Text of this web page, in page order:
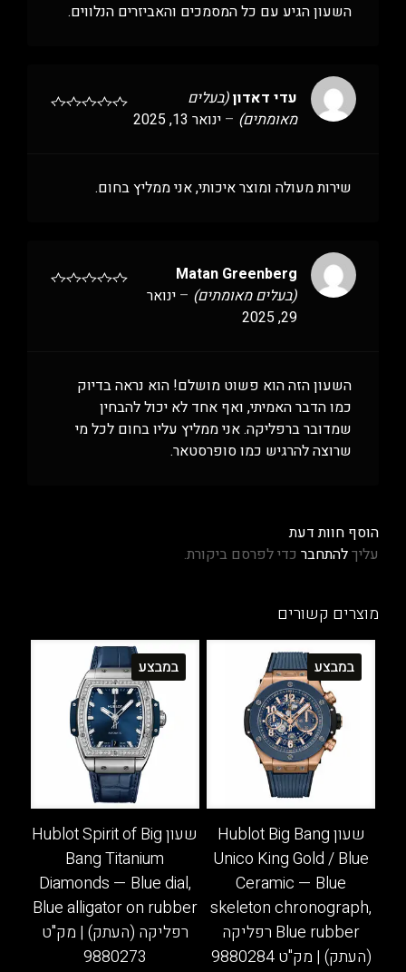
השעון הגיע עם כל המסמכים והאביזרים הנלווים.
עדי דאדון(בעלים
מאומתים) – ינואר 13, 2025
שירות מעולה ומוצר איכותי, אני ממליץ בחום.
Matan Greenberg
(בעלים מאומתים) – ינואר
29, 2025
השעון הזה הוא פשוט מושלם! הוא נראה בדיוק
כמו הדבר האמיתי, ואף אחד לא יכול להבחין
שמדובר ברפליקה. אני ממליץ עליו בחום לכל מי
שרוצה להרגיש כמו סופרסטאר.
הוסף חוות דעת
עליךלהתחבר כדי לפרסם ביקורת.
מוצרים קשורים
במבצע
שעון Hublot Big Bang
Unico King Gold / Blue
Ceramic — Blue
skeleton chronograph,
Blue rubber רפליקה
(העתק) | מק"ט 9880284
במבצע
שעון Hublot Spirit of Big
Bang Titanium
Diamonds — Blue dial,
Blue alligator on rubber
רפליקה (העתק) | מק"ט
9880273